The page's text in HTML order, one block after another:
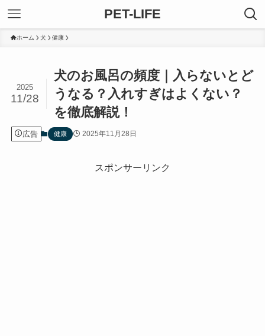
PET-LIFE
ホーム 犬 健康
犬のお風呂の頻度｜入らないとど
うなる？入れすぎはよくない？
を徹底解説！
2025
11/28
広告 健康 2025年11月28日
スポンサーリンク